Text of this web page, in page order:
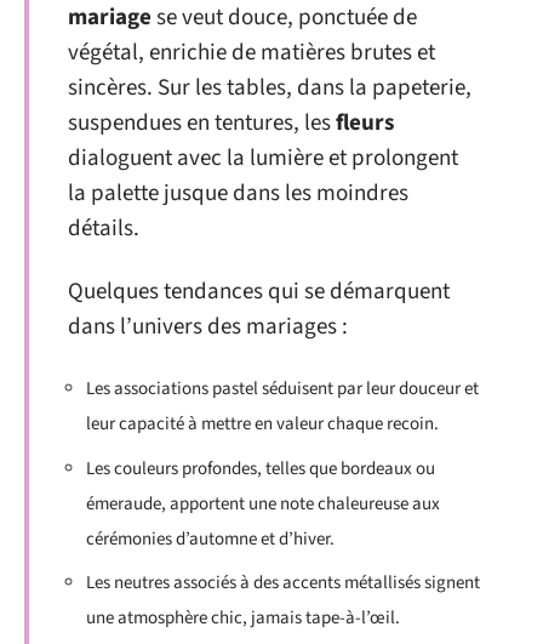
mariagese veut douce, ponctuée de
végétal, enrichie de matières brutes et
sincères. Sur les tables, dans la papeterie,
suspendues en tentures, lesfleurs
dialoguent avec la lumière et prolongent
la palette jusque dans les moindres
détails.
Quelques tendances qui se démarquent
dans l’univers des mariages :
Les associations pastel séduisent par leur douceur et
leur capacité à mettre en valeur chaque recoin.
Les couleurs profondes, telles que bordeaux ou
émeraude, apportent une note chaleureuse aux
cérémonies d’automne et d’hiver.
Les neutres associés à des accents métallisés signent
une atmosphère chic, jamais tape-à-l’œil.